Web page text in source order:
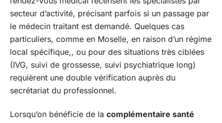
secteur d’activité, précisant parfois si un passage par
le médecin traitant est demandé. Quelques cas
particuliers, comme en Moselle, en raison d’un régime
local spécifique,, ou pour des situations très ciblées
(IVG, suivi de grossesse, suivi psychiatrique long)
requièrent une double vérification auprès du
secrétariat du professionnel.
Lorsqu’on bénéficie de la complémentaire santé